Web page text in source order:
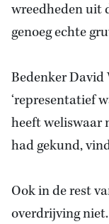
wreedheden uit
genoeg echte
Bedenker David
‘representatief
heeft weliswaar
had gekund,
Ook in de rest
overdrijving